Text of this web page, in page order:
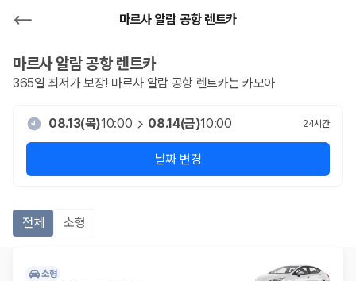
마르사 알람 공항 렌트카
마르사 알람 공항렌트카
365일 최저가 보장! 마르사 알람 공항 렌트카는 카모아
08.13(목)10:00 08.14(금)10:00 24시간
날짜 변경
전체 소형
소형